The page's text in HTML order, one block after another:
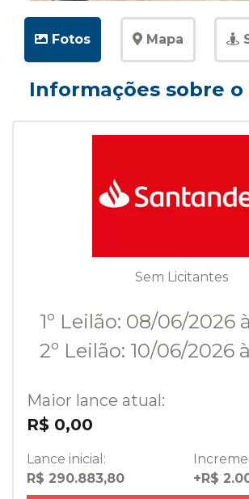
Fotos Mapa
Informações sobre o
Sem Licitantes
1º Leilão: 08/06/2026
2º Leilão: 10/06/2026
Maior lance atual:
R$ 0,00
Lance inicial:
R$ 290.883,80
+R$